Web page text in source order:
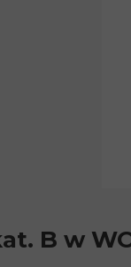
B w